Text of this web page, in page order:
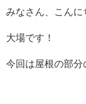
みなさん、こんに
大場です！
今回は屋根の部